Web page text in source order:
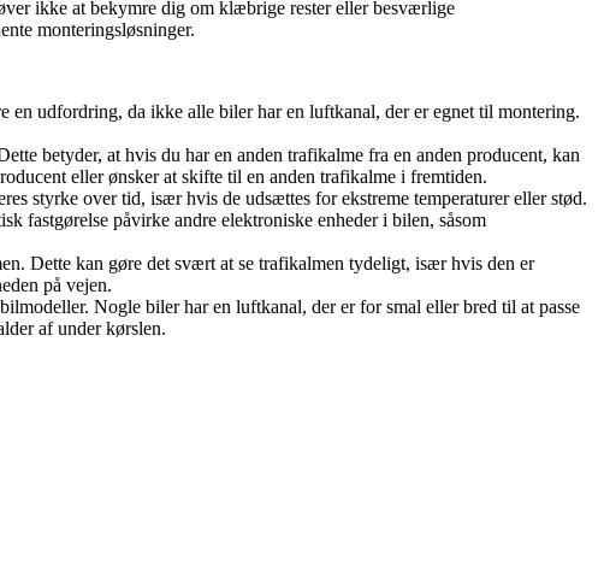
ikke at bekymre dig om klæbrige rester eller besværlige
monteringsløsninger.
en udfordring, da ikke alle biler har en luftkanal, der er egnet til montering.
betyder, at hvis du har en anden trafikalme fra en anden producent, kan
eller ønsker at skifte til en anden trafikalme i fremtiden.
styrke over tid, især hvis de udsættes for ekstreme temperaturer eller stød.
fastgørelse påvirke andre elektroniske enheder i bilen, såsom
Dette kan gøre det svært at se trafikalmen tydeligt, især hvis den er
på vejen.
Nogle biler har en luftkanal, der er for smal eller bred til at passe
af under kørslen.